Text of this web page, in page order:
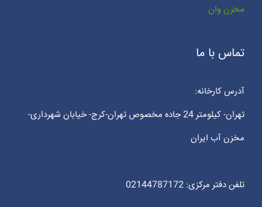
مخزن وان
تماس با ما
آدرس کارخانه:
تهران- کیلومتر 24 جاده مخصوص تهران-کرج- خیابان شهرداری-
مخزن آب ایران
تلفن دفتر مرکزی: 02144787172